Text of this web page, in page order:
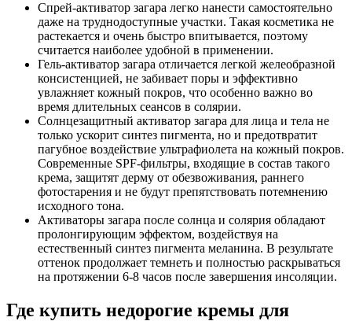
Спрей-активатор загара легко нанести самостоятельно
даже на труднодоступные участки. Такая косметика не
растекается и очень быстро впитывается, поэтому
считается наиболее удобной в применении.
Гель-активатор загара отличается легкой желеобразной
консистенцией, не забивает поры и эффективно
увлажняет кожный покров, что особенно важно во
время длительных сеансов в солярии.
Солнцезащитный активатор загара для лица и тела не
только ускорит синтез пигмента, но и предотвратит
пагубное воздействие ультрафиолета на кожный покров.
Современные SPF-фильтры, входящие в состав такого
крема, защитят дерму от обезвоживания, раннего
фотостарения и не будут препятствовать потемнению
исходного тона.
Активаторы загара после солнца и солярия обладают
пролонгирующим эффектом, воздействуя на
естественный синтез пигмента меланина. В результате
оттенок продолжает темнеть и полностью раскрываться
на протяжении 6-8 часов после завершения инсоляции.
Где купить недорогие кремы для